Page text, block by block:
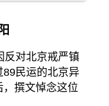
反对北京戒严镇
民运的北京异
撰文悼念这位